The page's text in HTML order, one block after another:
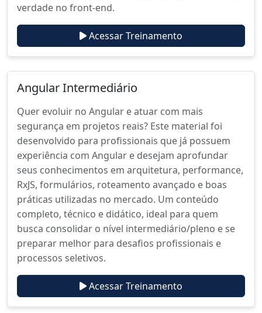
verdade no front-end.
Acessar Treinamento
Angular Intermediário
Quer evoluir no Angular e atuar com mais
segurança em projetos reais? Este material foi
desenvolvido para profissionais que já possuem
experiência com Angular e desejam aprofundar
seus conhecimentos em arquitetura, performance,
RxJS, formulários, roteamento avançado e boas
práticas utilizadas no mercado. Um conteúdo
completo, técnico e didático, ideal para quem
busca consolidar o nível intermediário/pleno e se
preparar melhor para desafios profissionais e
processos seletivos.
Acessar Treinamento